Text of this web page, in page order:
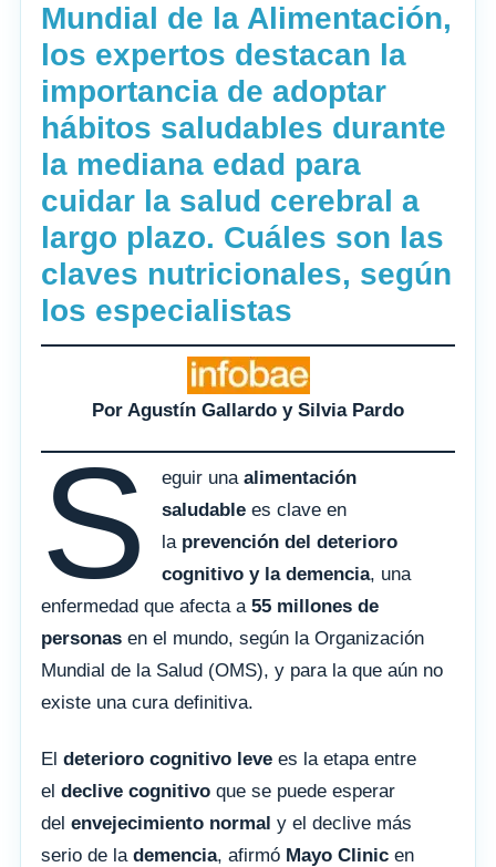
Mundial de la Alimentación,
los expertos destacan la
importancia de adoptar
hábitos saludables durante
la mediana edad para
cuidar la salud cerebral a
largo plazo. Cuáles son las
claves nutricionales, según
los especialistas
Por Agustín Gallardo y Silvia Pardo
S eguir unaalimentación
saludable es clave en
la prevención del deterioro
cognitivo y la demencia, una
enfermedad que afecta a 55 millones de
personas en el mundo, según la Organización
Mundial de la Salud (OMS), y para la que aún no
existe una cura definitiva.
El deterioro cognitivo leve es la etapa entre
el declive cognitivo que se puede esperar
del envejecimiento normal y el declive más
serio de la demencia, afirmó Mayo Clinic en